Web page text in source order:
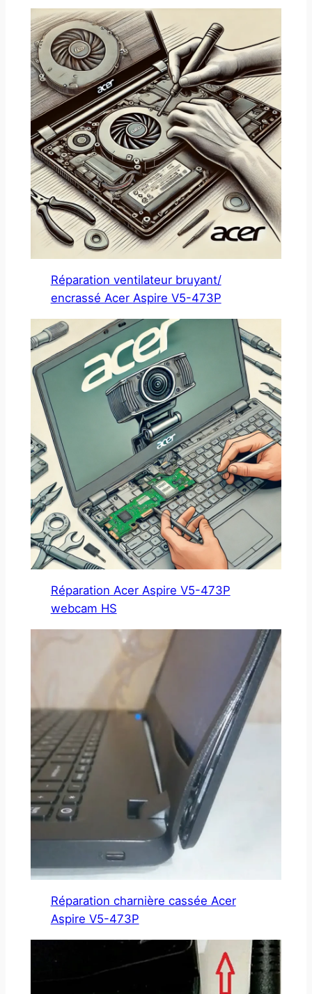
Réparation ventilateur bruyant/
encrassé Acer Aspire V5-473P
Réparation Acer Aspire V5-473P
webcam HS
Réparation charnière cassée Acer
Aspire V5-473P